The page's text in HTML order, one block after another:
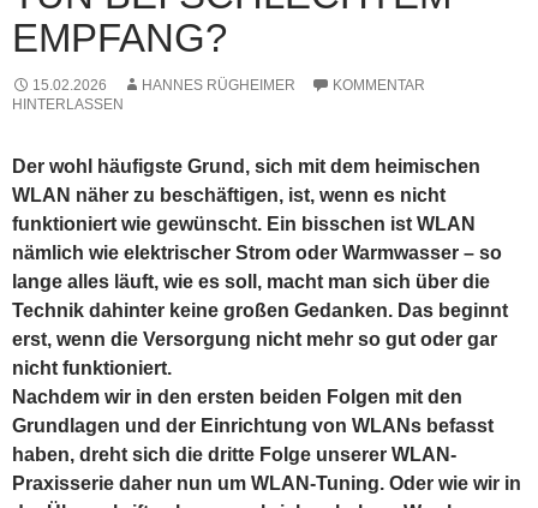
EMPFANG?
15.02.2026 HANNES RÜGHEIMER
KOMMENTAR
HINTERLASSEN
Der wohl häufigste Grund, sich mit dem heimischen
WLAN näher zu beschäftigen, ist, wenn es nicht
funktioniert wie gewünscht. Ein bisschen ist WLAN
nämlich wie elektrischer Strom oder Warmwasser – so
lange alles läuft, wie es soll, macht man sich über die
Technik dahinter keine großen Gedanken. Das beginnt
erst, wenn die Versorgung nicht mehr so gut oder gar
nicht funktioniert.
Nachdem wir in den ersten beiden Folgen mit den
Grundlagen und der Einrichtung von WLANs befasst
haben, dreht sich die dritte Folge unserer WLAN-
Praxisserie daher nun um WLAN-Tuning. Oder wie wir in